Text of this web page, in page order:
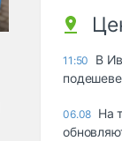
11:50
В
06.08 На